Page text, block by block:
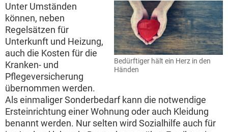
Bedürftiger hält ein Herz in den
Händen
Unter Umständen
können, neben
Regelsätzen für
Unterkunft und Heizung,
auch die Kosten für die
Kranken- und
Pflegeversicherung
übernommen werden.
Als einmaliger Sonderbedarf kann die notwendige
Ersteinrichtung einer Wohnung oder auch Kleidung
benannt werden. Nur selten wird Sozialhilfe auch für